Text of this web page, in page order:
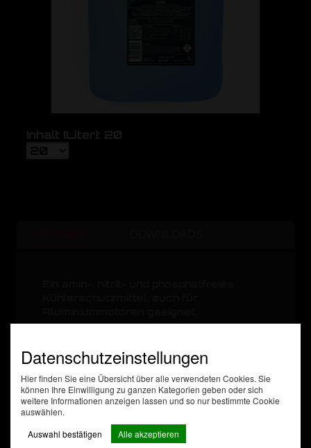
Inhalt [Liter]: 20
Datenschutzeinstellungen
Hier finden Sie eine Übersicht über alle verwendeten Cookies. Sie
können Ihre Einwilligung zu ganzen Kategorien geben oder sich
weitere Informationen anzeigen lassen und so nur bestimmte Cookie
auswählen.
Auswahl bestätigen
Alle akzeptieren